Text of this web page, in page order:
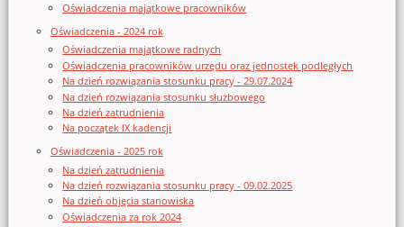
Oświadczenia majątkowe pracowników
Oświadczenia - 2024 rok
Oświadczenia majątkowe radnych
Oświadczenia pracowników urzędu oraz jednostek podległych
Na dzień rozwiązania stosunku pracy - 29.07.2024
Na dzień rozwiązania stosunku służbowego
Na dzień zatrudnienia
Na początek IX kadencji
Oświadczenia - 2025 rok
Na dzień zatrudnienia
Na dzień rozwiązania stosunku pracy - 09.02.2025
Na dzień objęcia stanowiska
Oświadczenia za rok 2024